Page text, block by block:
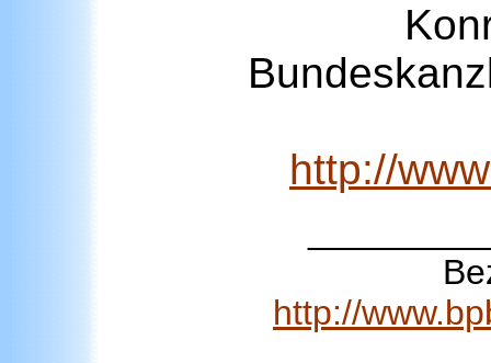
http://
http://